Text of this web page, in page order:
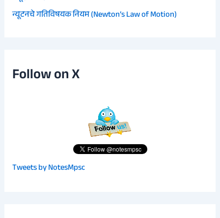
न्यूटनचे गतिविषयक नियम (Newton’s Law of Motion)
Follow on X
Tweets by NotesMpsc